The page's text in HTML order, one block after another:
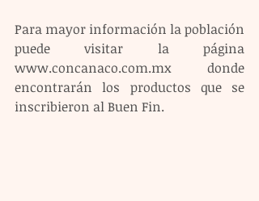
Para mayor información la población
puede visitar la página
www.concanaco.com.mx donde
encontrarán los productos que se
inscribieron al Buen Fin.